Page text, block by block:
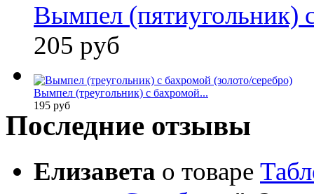
Вымпел (пятиугольник)
205 руб
Вымпел (треугольник) с бахромой...
195 руб
Последние отзывы
Елизавета о товаре